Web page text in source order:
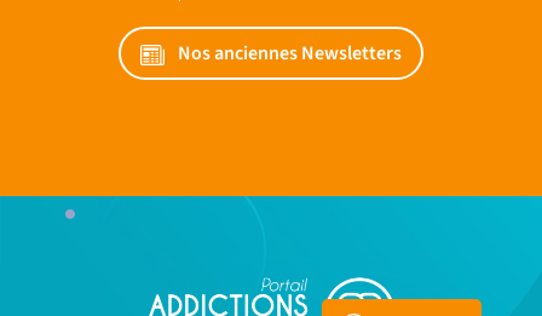
Nos anciennes Newsletters